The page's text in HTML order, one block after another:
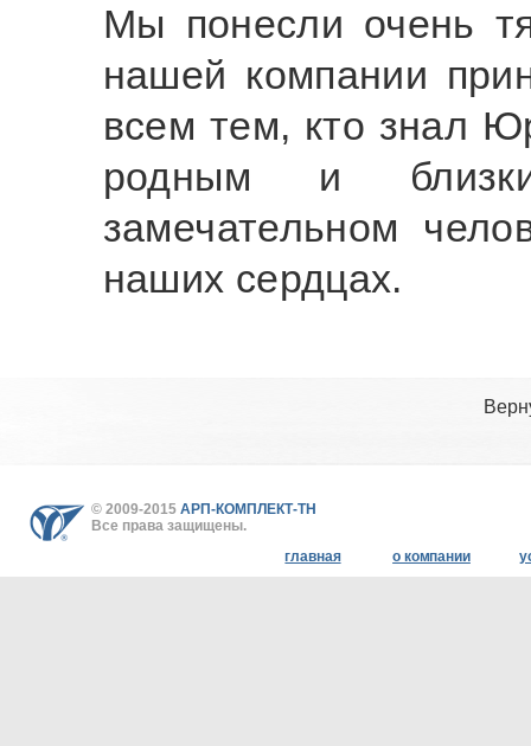
Мы понесли очень
нашей компании
всем тем, кто знал
родным и
замечательном
наших сердцах.
© 2009-2015 АРП-КОМПЛЕКТ-ТН
Все права защищены.
главная
о компании